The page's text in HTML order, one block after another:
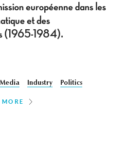
européenne dans les
et des
(1965-1984).
Media Industry Politics
MORE